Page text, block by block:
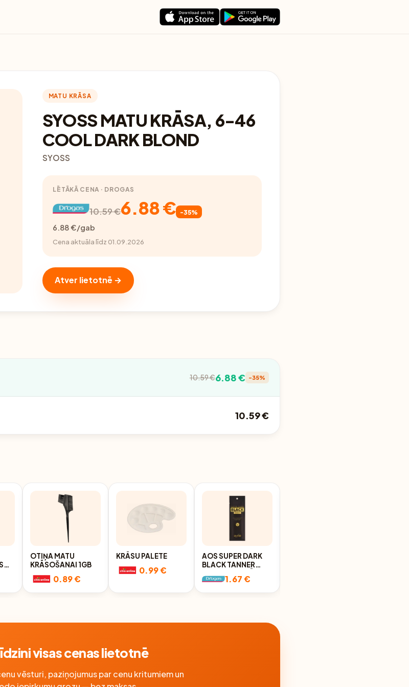
MATU KRĀSA
SYOSS MATU KRĀSA, 6-46
COOL DARK BLOND
SYOSS
LĒTĀKĀ CENA · DROGAS
10.59 €6.88 € -35%
6.88 €/gab
Cena aktuāla līdz 01.09.2026
Atver lietotnē →
10.59 €6.88 € -35%
10.59 €
OTIŅA MATU
KRĀSOŠANAI 1GB
0.89 €
KRĀSU PALETE
0.99 €
AOS SUPER DARK
BLACK TANNER
15ML 1.67 €
visas cenas lietotnē
vēsturi, paziņojumus par cenu kritumiem un